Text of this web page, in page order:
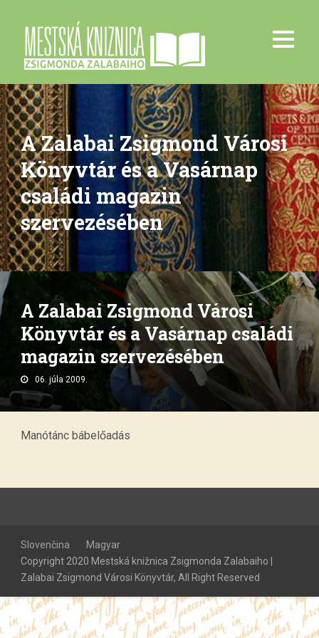
A Zalabai Zsigmond Városi
Könyvtár és a Vasárnap
családi magazin
szervezésében
A Zalabai Zsigmond Városi
Könyvtár és a Vasárnap családi
magazin szervezésében
06. júla 2009.
Manótánc bábelőadás
Slovenčina
Magyar
Copyright 2020 Mestská knižnica Zsigmonda Zalabaiho |
Zalabai Zsigmond Városi Könyvtár, All Right Reserved